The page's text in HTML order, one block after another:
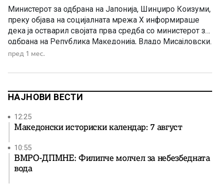
Министерот за одбрана на Јапонија, Шинџиро Коизуми,
преку објава на социјалната мрежа X информираше
дека ја остварил својата прва средба со министерот за
одбрана на Република Македонија, Владо Мисајловски.
Во објавата, Коизуми истакна дека разговорот бил
соработка, потсетувајќи дека минатата година била
работи, што […]
пред 1 мес.
НАЈНОВИ ВЕСТИ
12:25
Македонски историски календар: 7 август
10:55
ВМРО-ДПМНЕ: Филипче молчел за небезбедната
вода